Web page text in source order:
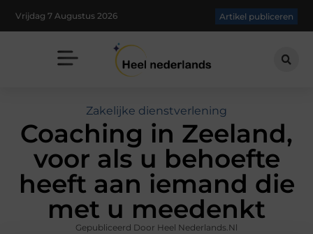
Vrijdag 7 Augustus 2026 Artikel publiceren
Zakelijke dienstverlening
Coaching in Zeeland,
voor als u behoefte
heeft aan iemand die
met u meedenkt
Gepubliceerd Door Heel Nederlands.nl